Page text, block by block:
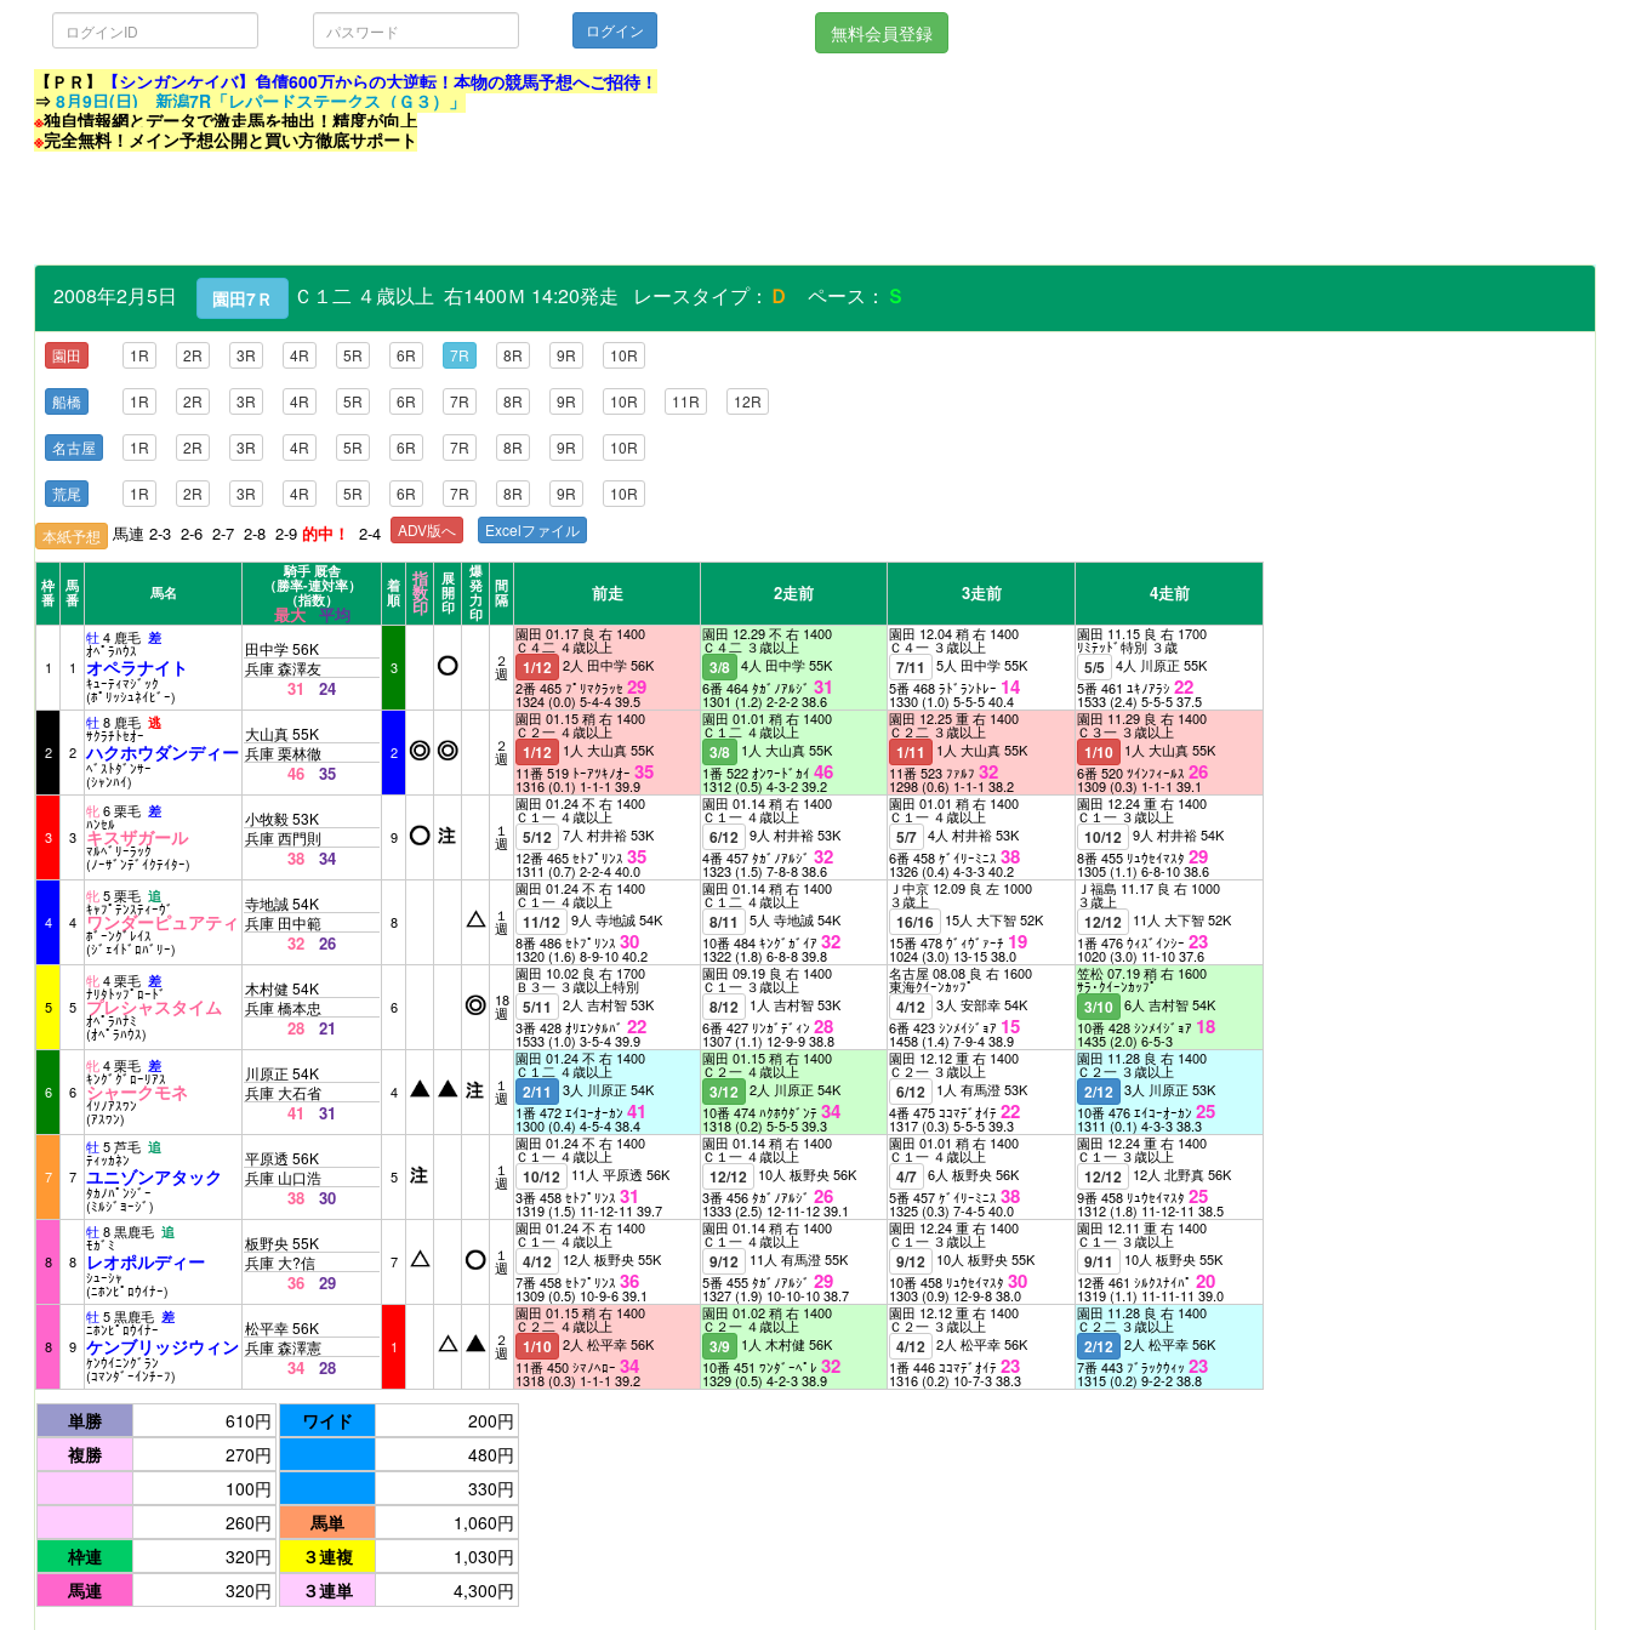
ロ
グ
イ
ID
パ
ス
ワ
ド
無料会員登録
【ＰＲ】
【シンガンケイバ】負債600万からの大逆転！本物の競馬予想へご招待！
⇒8月9日(日) 新潟7R「レパードステークス（Ｇ３）」
※独自情報網とデータで激走馬を抽出！精度が向上
※完全無料！メイン予想公開と買い方徹底サポート
2008年2月5日 園田7Ｒ Ｃ１二 ４歳以上 右1400Ｍ 14:20発走 レースタイプ： Ｄ ペース： Ｓ
園田 1R 2R 3R 4R 5R 6R 7R 8R 9R 10R
船橋 1R 2R 3R 4R 5R 6R 7R 8R 9R 10R 11R 12R
名古屋 1R 2R 3R 4R 5R 6R 7R 8R 9R 10R
荒尾 1R 2R 3R 4R 5R 6R 7R 8R 9R 10R
本紙予想 馬連 2-3 2-6 2-7 2-8 2-9 的中！ 2-4 ADV版へ Excelファイル
枠
番
馬
番
馬名
騎手 厩舎
（勝率-連対率）
（指数）
最大 平均
着
順
指
数
印
展
開
印
爆
発
力
印
間
隔
前走 2走前 3走前 4走前
1 1
牡4 鹿毛差
ｵﾍﾟﾗﾊｳｽ
オペラナイト
ｷｭｰﾃｨﾏｼﾞｯｸ
(ﾎﾟﾘｯｼｭﾈｲﾋﾞｰ)
田中学 56K
兵庫 森澤友
31 24
3 ２
週
園田 01.17 良 右 1400
Ｃ４二 ４歳以上
1/12 2人 田中学 56K
2番 465 ﾌﾟﾘﾏｸﾗｯｾ29
1324(0.0) 5-4-439.5
園田 12.29 不 右 1400
Ｃ４二 ３歳以上
3/8 4人 田中学 55K
6番 464 ﾀｶﾞﾉｱﾙｼﾞ31
1301(1.2) 2-2-238.6
園田 12.04 稍 右 1400
Ｃ４一 ３歳以上
7/11
5人 田中学 55K
5番 468 ﾗﾄﾞﾗﾝﾄﾚｰ 14
1330(1.0) 5-5-540.4
園田 11.15 良 右 1700
ﾘﾐﾃｯﾄﾞ特別 ３歳
5/5 4人 川原正 55K
5番 461 ﾕｷﾉｱﾗｼ22
1533(2.4)5-5-537.5
2 2
牡8 鹿毛逃
ｻｸﾗﾁﾄｾｵｰ
ハクホウダンディー
ﾍﾞｽﾄﾀﾞﾝｻｰ
(ｼｬﾝﾊｲ)
大山真 55K
兵庫 栗林徹
46 35
2 ２
週
園田 01.15 稍 右 1400
Ｃ２一 ４歳以上
1/12
1人 大山真 55K
11番 519 ﾄｰｱﾂｷﾉｵｰ35
1316(0.1) 1-1-1 39.9
園田 01.01 稍 右 1400
Ｃ１二 ４歳以上
3/8
1人 大山真 55K
1番 522 ｵﾝﾜｰﾄﾞｶｲ46
1312(0.5) 4-3-239.2
園田 12.25 重 右 1400
Ｃ２二 ３歳以上
1/11
1人 大山真 55K
11番 523 ﾌｧﾙﾌ32
1298(0.6) 1-1-1 38.2
園田 11.29 良 右 1400
Ｃ３一 ３歳以上
1/10
1人 大山真 55K
6番 520 ﾂｲﾝﾌｨｰﾙｽ26
1309(0.3) 1-1-1 39.1
3 3
牝6 栗毛差
ﾊﾝｾﾙ
キスザガール
ﾏﾙﾍﾞﾘｰﾗｯｸ
(ﾉｰｻﾞﾝﾃﾞｲｸﾃｲﾀｰ)
小牧毅 53K
兵庫 西門則
38 34
9 １
週
園田 01.24 不 右 1400
Ｃ１一 ４歳以上
5/12 7人 村井裕 53K
12番 465 ｾﾄﾌﾟﾘﾝｽ35
1311(0.7) 2-2-440.0
園田 01.14 稍 右 1400
Ｃ１一 ４歳以上
6/12 9人 村井裕 53K
4番 457 ﾀｶﾞﾉｱﾙｼﾞ32
1323(1.5) 7-8-838.6
園田 01.01 稍 右 1400
Ｃ１一 ４歳以上
5/7 4人 村井裕 53K
6番 458 ｹﾞｲﾘｰﾐﾆｽ38
1326(0.4) 4-3-340.2
園田 12.24 重 右 1400
Ｃ１一 ３歳以上
10/12 9人 村井裕 54K
8番 455 ﾘｭｳｾｲﾏｽﾀ29
1305(1.1) 6-8-1038.6
4 4
牝5 栗毛追
ｷｬﾌﾟﾃﾝｽﾃｨｰｳﾞ
ワンダーピュアティ
ﾎﾞｰﾝｸﾞﾚｲｽ
(ｼﾞｪｲﾄﾞﾛﾊﾞﾘｰ)
寺地誠 54K
兵庫 田中範
32 26
8 １
週
園田 01.24 不 右 1400
Ｃ１一 ４歳以上
11/12 9人 寺地誠 54K
8番 486 ｾﾄﾌﾟﾘﾝｽ30
1320(1.6) 8-9-1040.2
園田 01.14 稍 右 1400
Ｃ１二 ４歳以上
8/11
5人 寺地誠 54K
10番 484 ｷﾝｸﾞｶﾞｲｱ32
1322(1.8)6-8-839.8
Ｊ中京 12.09 良 左 1000
３歳上
16/16
15人 大下智 52K
15番 478 ｳﾞｨｳﾞｧｰﾁ 19
1024(3.0) 13-1538.0
Ｊ福島 11.17 良 右 1000
３歳上
12/12
11人 大下智 52K
1番 476 ｳｨｽﾞｲﾝｼｰ23
1020(3.0) 11-1037.6
5 5
牝4 栗毛差
ﾅﾘﾀﾄｯﾌﾟﾛｰﾄﾞ
プレシャスタイム
ｵﾍﾟﾗﾊﾅﾐ
(ｵﾍﾟﾗﾊｳｽ)
木村健 54K
兵庫 橋本忠
28 21
6 18
週
園田 10.02 良 右 1700
Ｂ３一 ３歳以上特別
5/11
2人 吉村智 53K
3番 428 ｵﾘｴﾝﾀﾙﾊﾞ22
1533(1.0)3-5-439.9
園田 09.19 良 右 1400
Ｃ１一 ３歳以上
8/12
1人 吉村智 53K
6番 427 ﾘﾝｶﾞﾃﾞｨﾝ28
1307(1.1) 12-9-938.8
名古屋 08.08 良 右 1600
東海ｸｲｰﾝｶｯﾌﾟ
4/12 3人 安部幸 54K
6番 423 ｼﾝﾒｲｼﾞｮｱ 15
1458(1.4) 7-9-438.9
笠松 07.19 稍 右 1600
ｻﾗ･ｸｲｰﾝｶｯﾌﾟ
3/10 6人 吉村智 54K
10番 428 ｼﾝﾒｲｼﾞｮｱ 18
1435(2.0) 6-5-3
6 6
牝4 栗毛差
ｷﾝｸﾞｸﾞﾛｰﾘｱｽ
シャークモネ
ｲｿﾉｱｽﾜﾝ
(ｱｽﾜﾝ)
川原正 54K
兵庫 大石省
41 31
4 １
週
園田 01.24 不 右 1400
Ｃ１二 ４歳以上
2/11
3人 川原正 54K
1番 472 ｴｲｺｰｵｰｶﾝ41
1300(0.4) 4-5-438.4
園田 01.15 稍 右 1400
Ｃ２一 ４歳以上
3/12
2人 川原正 54K
10番 474 ﾊｸﾎｳﾀﾞﾝﾃ34
1318(0.2) 5-5-539.3
園田 12.12 重 右 1400
Ｃ２一 ３歳以上
6/12
1人 有馬澄 53K
4番 475 ｺｺﾏﾃﾞｵｲﾃ22
1317(0.3) 5-5-539.3
園田 11.28 良 右 1400
Ｃ２一 ３歳以上
2/12 3人 川原正 53K
10番 476 ｴｲｺｰｵｰｶﾝ25
1311(0.1) 4-3-338.3
7 7
牡5 芦毛追
ﾃｨｯｶﾈﾝ
ユニゾンアタック
ﾀｶﾉﾊﾟﾝｼﾞｰ
(ﾐﾙｼﾞﾖｰｼﾞ)
平原透 56K
兵庫 山口浩
38 30
5 １
週
園田 01.24 不 右 1400
Ｃ１一 ４歳以上
10/12
11人 平原透 56K
3番 458 ｾﾄﾌﾟﾘﾝｽ31
1319(1.5) 11-12-11 39.7
園田 01.14 稍 右 1400
Ｃ１一 ４歳以上
12/12
10人 板野央 56K
3番 456 ﾀｶﾞﾉｱﾙｼﾞ26
1333(2.5) 12-11-1239.1
園田 01.01 稍 右 1400
Ｃ１一 ４歳以上
4/7 6人 板野央 56K
5番 457 ｹﾞｲﾘｰﾐﾆｽ38
1325(0.3) 7-4-540.0
園田 12.24 重 右 1400
Ｃ１一 ３歳以上
12/12
12人 北野真 56K
9番 458 ﾘｭｳｾｲﾏｽﾀ25
1312(1.8) 11-12-11 38.5
8 8
牡8 黒鹿毛追
ﾓｶﾞﾐ
レオポルディー
ｼｭｰｼｬ
(ﾆﾎﾝﾋﾟﾛｳｲﾅｰ)
板野央 55K
兵庫 大?信
36 29
7 １
週
園田 01.24 不 右 1400
Ｃ１一 ４歳以上
4/12
12人 板野央 55K
7番 458 ｾﾄﾌﾟﾘﾝｽ36
1309(0.5) 10-9-639.1
園田 01.14 稍 右 1400
Ｃ１一 ４歳以上
9/12
11人 有馬澄 55K
5番 455 ﾀｶﾞﾉｱﾙｼﾞ29
1327(1.9) 10-10-1038.7
園田 12.24 重 右 1400
Ｃ１一 ３歳以上
9/12
10人 板野央 55K
10番 458 ﾘｭｳｾｲﾏｽﾀ30
1303(0.9) 12-9-838.0
園田 12.11 重 右 1400
Ｃ１一 ３歳以上
9/11
10人 板野央 55K
12番 461 ｼﾙｸｽﾅｲﾊﾟ20
1319(1.1) 11-11-11 39.0
8 9
牡5 黒鹿毛差
ﾆﾎﾝﾋﾟﾛｳｲﾅｰ
ケンブリッジウィン
ｹﾝｳｲﾆﾝｸﾞﾗﾝ
(ｺﾏﾝﾀﾞｰｲﾝﾁｰﾌ)
松平幸 56K
兵庫 森澤憲
34 28
1 ２
週
園田 01.15 稍 右 1400
Ｃ２二 ４歳以上
1/10 2人 松平幸 56K
11番 450 ｼﾏﾉﾍﾛｰ34
1318(0.3) 1-1-1 39.2
園田 01.02 稍 右 1400
Ｃ２一 ４歳以上
3/9
1人 木村健 56K
10番 451 ﾜﾝﾀﾞｰﾍﾟﾚ32
1329(0.5) 4-2-338.9
園田 12.12 重 右 1400
Ｃ２一 ３歳以上
4/12 2人 松平幸 56K
1番 446 ｺｺﾏﾃﾞｵｲﾃ23
1316(0.2) 10-7-338.3
園田 11.28 良 右 1400
Ｃ２二 ３歳以上
2/12 2人 松平幸 56K
7番 443 ﾌﾞﾗｯｸｳｨｯ23
1315(0.2) 9-2-238.8
単勝
610円
複勝
270円
100円
260円
枠連
320円
馬連
320円
ワイド
200円
480円
330円
馬単
1,060円
３連複
1,030円
３連単
4,300円